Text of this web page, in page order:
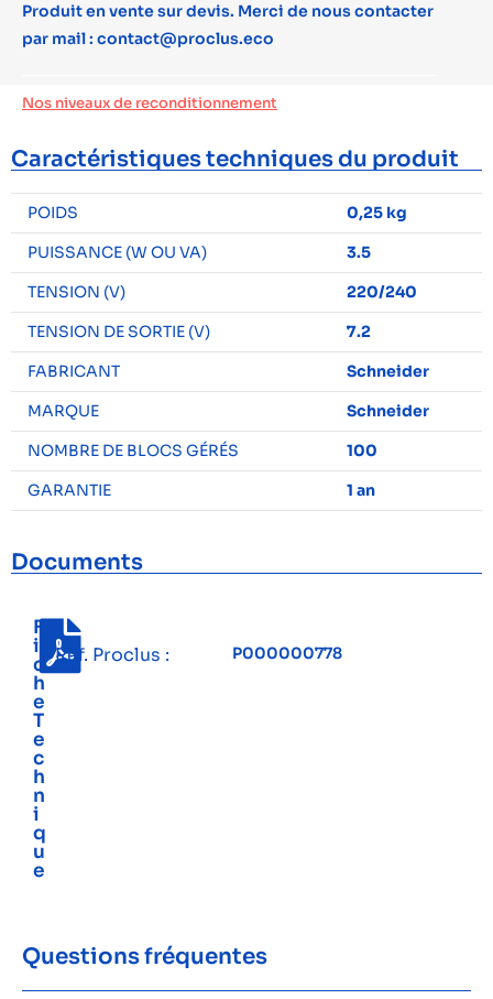
Produit en vente sur devis. Merci de nous contacter
par mail : contact@proclus.eco
Nos niveaux de reconditionnement
Caractéristiques techniques du produit
POIDS
0,25 kg
PUISSANCE (W OU VA)
3.5
TENSION (V)
220/240
TENSION DE SORTIE (V)
7.2
FABRICANT
Schneider
MARQUE
Schneider
NOMBRE DE BLOCS GÉRÉS
100
GARANTIE
1 an
Documents
F
i
c
h
e
T
e
c
h
n
i
q
u
e
Réf. Proclus : P000000778
Questions fréquentes